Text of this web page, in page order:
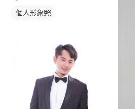
個人形象照